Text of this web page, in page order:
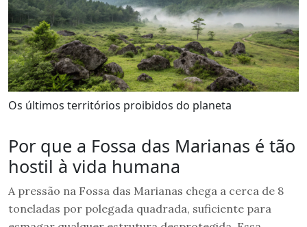
Os últimos territórios proibidos do planeta
Por que a Fossa das Marianas é tão
hostil à vida humana
A pressão na Fossa das Marianas chega a cerca de 8
toneladas por polegada quadrada, suficiente para